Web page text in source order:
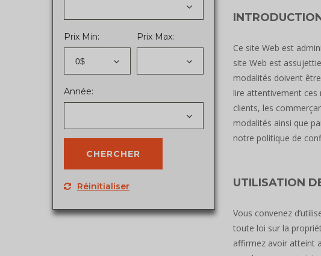
Prix Min:
0$
Prix Max:
Année:
Réinitialiser
Ce site Web est
site Web est
modalités doivent
lire attentivement ces
clients, les
modalités ainsi que
notre politique de
UTILISATION
Vous convenez
toute loi sur la
affirmez avoir atteint